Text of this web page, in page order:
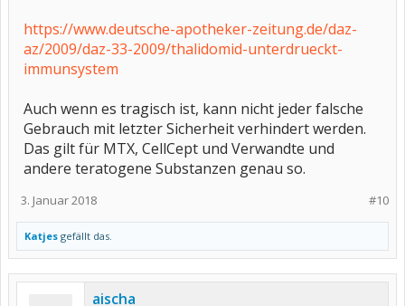
https://www.deutsche-apotheker-zeitung.de/daz-
az/2009/daz-33-2009/thalidomid-unterdrueckt-
immunsystem
Auch wenn es tragisch ist, kann nicht jeder falsche
Gebrauch mit letzter Sicherheit verhindert werden.
Das gilt für MTX, CellCept und Verwandte und
andere teratogene Substanzen genau so.
#10
3. Januar 2018
Katjes gefällt das.
aischa